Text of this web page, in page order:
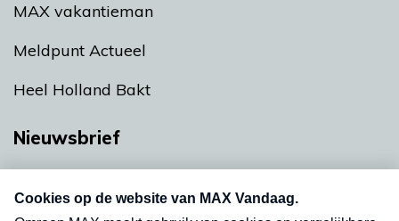
MAX vakantieman
Meldpunt Actueel
Heel Holland Bakt
Nieuwsbrief
nieuwsbrief. Elke vrijdag- en dinsdagochtend in